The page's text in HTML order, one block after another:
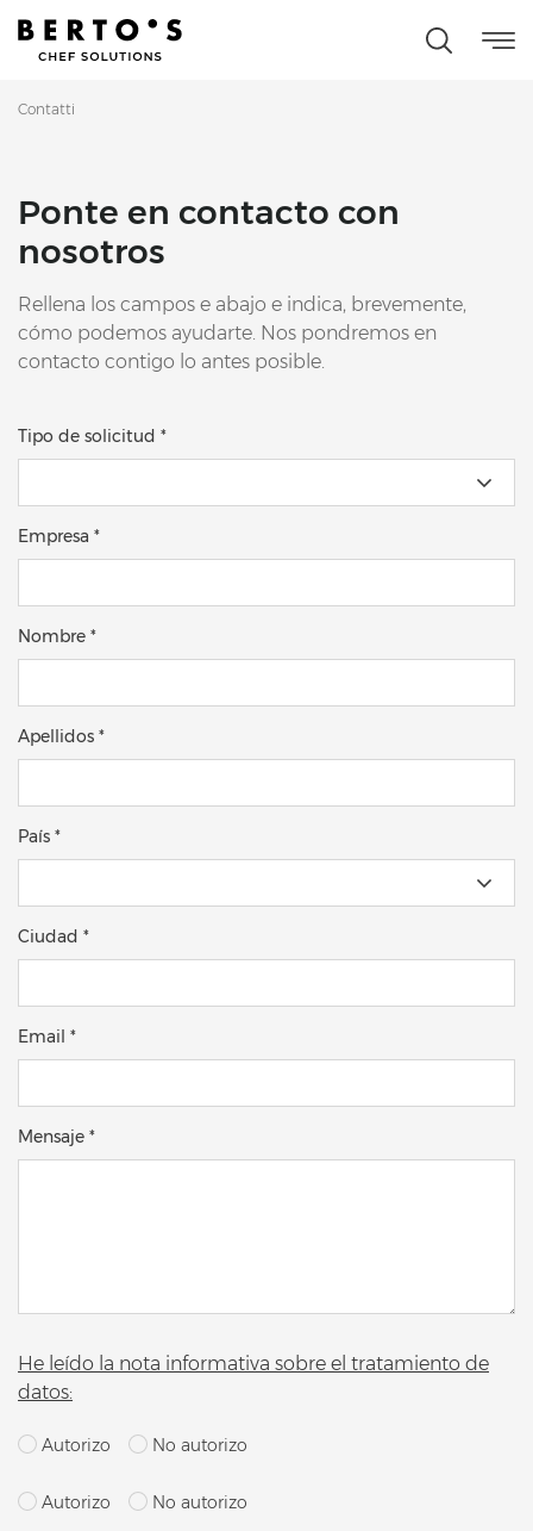
Contatti
Ponte en contacto con
nosotros
Rellena los campos e abajo e indica, brevemente,
cómo podemos ayudarte. Nos pondremos en
contacto contigo lo antes posible.
Tipo de solicitud *
Empresa *
Nombre *
Apellidos *
País *
Ciudad *
Email *
Mensaje *
He leído la nota informativa sobre el tratamiento de
datos:
Autorizo No autorizo
Autorizo No autorizo